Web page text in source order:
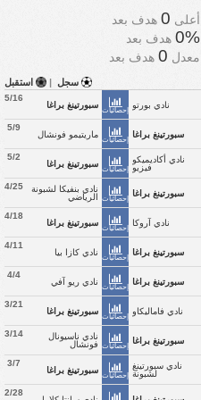
أعلى 0 هدف بعد
0% هدف بعد
معدل 0 هدف بعد
سجل | استقبل
5/16
سبورتينغ براغا
إحصائيات
نادي بورتو
5/9
ماريتيمو فونشال
إحصائيات
سبورتينغ براغا
5/2
سبورتينغ براغا
إحصائيات
نادي أكاديميكو
فيزيو
4/25
نادي بنفيكا لشبونة
الرياضي إحصائيات
سبورتينغ براغا
4/18
سبورتينغ براغا
إحصائيات
نادي آروكا
4/11
نادي كازا بيا
إحصائيات
سبورتينغ براغا
4/4
نادي ريو آفي
إحصائيات
سبورتينغ براغا
3/21
سبورتينغ براغا
إحصائيات
نادي فاماليكاو
3/14
نادي ناسيونال
فونشال إحصائيات
سبورتينغ براغا
3/7
سبورتينغ براغا
إحصائيات
نادي سبورتينغ
لشبونة
2/28